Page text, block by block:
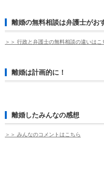
離婚の無料相談は弁護士がお
＞＞ 行政と弁護士の無料相談の違いはこ
離婚は計画的に！
離婚したみんなの感想
＞＞ みんなのコメントはこちら